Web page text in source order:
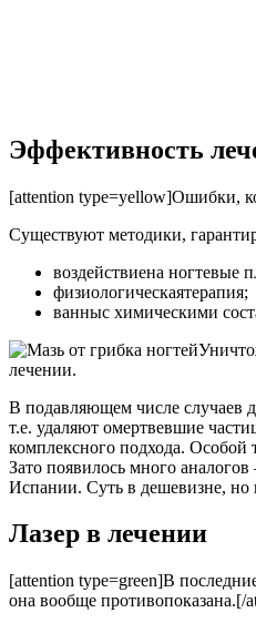
Эффективность
[attention type=yellow]Ошибки,
Существуют методики,
воздействиена ногтевые
физиологическаятерапия;
ванныс химическими
лечении.
В подавляющем числе случаев
т.е. удаляют омертвевшие
комплексного подхода. Особой
Зато появилось много
Испании. Суть в дешевизне, но
Лазер в лечении
[attention type=green]В
она вообще противопоказана.[/